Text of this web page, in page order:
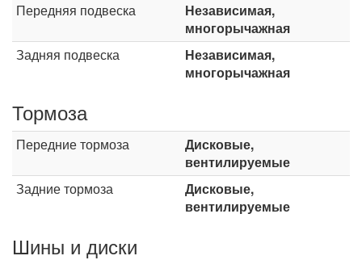
Передняя подвеска
Независимая,
многорычажная
Задняя подвеска
Независимая,
многорычажная
Тормоза
Передние тормоза
Дисковые,
вентилируемые
Задние тормоза
Дисковые,
вентилируемые
Шины и диски